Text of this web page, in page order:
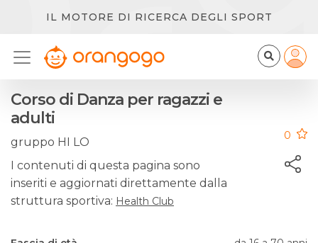
IL MOTORE DI RICERCA DEGLI SPORT
Corso di Danza per ragazzi e
adulti
gruppo HI LO
I contenuti di questa pagina sono
inseriti e aggiornati direttamente dalla
struttura sportiva: Health Club
0